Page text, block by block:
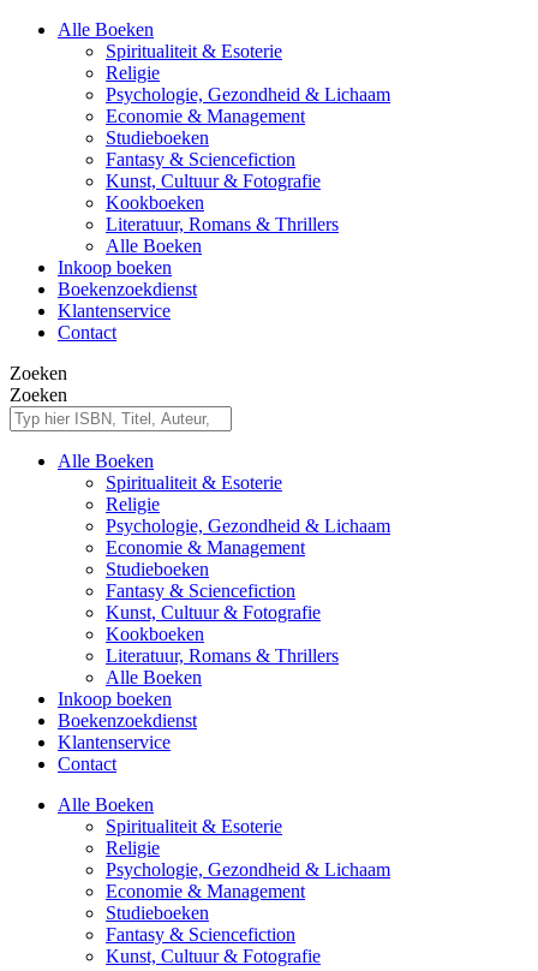
Alle Boeken
Spiritualiteit & Esoterie
Religie
Psychologie, Gezondheid & Lichaam
Economie & Management
Studieboeken
Fantasy & Sciencefiction
Kunst, Cultuur & Fotografie
Kookboeken
Literatuur, Romans & Thrillers
Alle Boeken
Inkoop boeken
Boekenzoekdienst
Klantenservice
Contact
Zoeken
Zoeken
Alle Boeken
Spiritualiteit & Esoterie
Religie
Psychologie, Gezondheid & Lichaam
Economie & Management
Studieboeken
Fantasy & Sciencefiction
Kunst, Cultuur & Fotografie
Kookboeken
Literatuur, Romans & Thrillers
Alle Boeken
Inkoop boeken
Boekenzoekdienst
Klantenservice
Contact
Alle Boeken
Spiritualiteit & Esoterie
Religie
Psychologie, Gezondheid & Lichaam
Economie & Management
Studieboeken
Fantasy & Sciencefiction
Kunst, Cultuur & Fotografie